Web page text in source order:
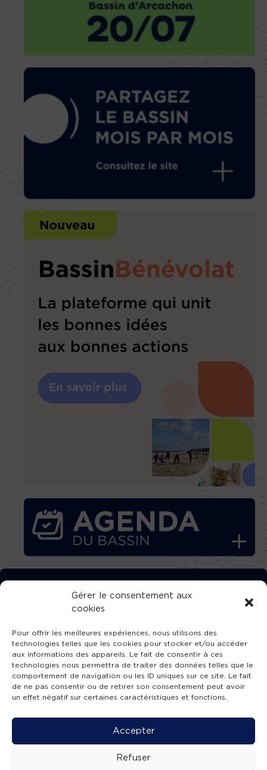
Gérer le consentement aux
cookies
Pour offrir les meilleures expériences, nous utilisons des
technologies telles que les cookies pour stocker et/ou accéder
aux informations des appareils. Le fait de consentir à ces
technologies nous permettra de traiter des données telles que le
comportement de navigation ou les ID uniques sur ce site. Le fait
de ne pas consentir ou de retirer son consentement peut avoir
un effet négatif sur certaines caractéristiques et fonctions.
Accepter
Refuser
TÉLÉCHARGEZ GRATUITEMENT
L’APPLICATION TVBA !
SUIVEZ-NOUS !
Mentions légales -Accessibilité